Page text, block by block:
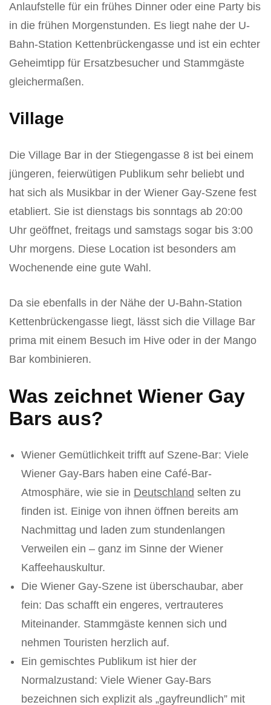
Anlaufstelle für ein frühes Dinner oder eine Party bis
in die frühen Morgenstunden. Es liegt nahe der U-
Bahn-Station Kettenbrückengasse und ist ein echter
Geheimtipp für Ersatzbesucher und Stammgäste
gleichermaßen.
Village
Die Village Bar in der Stiegengasse 8 ist bei einem
jüngeren, feierwütigen Publikum sehr beliebt und
hat sich als Musikbar in der Wiener Gay-Szene fest
etabliert. Sie ist dienstags bis sonntags ab 20:00
Uhr geöffnet, freitags und samstags sogar bis 3:00
Uhr morgens. Diese Location ist besonders am
Wochenende eine gute Wahl.
Da sie ebenfalls in der Nähe der U-Bahn-Station
Kettenbrückengasse liegt, lässt sich die Village Bar
prima mit einem Besuch im Hive oder in der Mango
Bar kombinieren.
Was zeichnet Wiener Gay
Bars aus?
Wiener Gemütlichkeit trifft auf Szene-Bar: Viele
Wiener Gay-Bars haben eine Café-Bar-
Atmosphäre, wie sie in Deutschland selten zu
finden ist. Einige von ihnen öffnen bereits am
Nachmittag und laden zum stundenlangen
Verweilen ein – ganz im Sinne der Wiener
Kaffeehauskultur.
Die Wiener Gay-Szene ist überschaubar, aber
fein: Das schafft ein engeres, vertrauteres
Miteinander. Stammgäste kennen sich und
nehmen Touristen herzlich auf.
Ein gemischtes Publikum ist hier der
Normalzustand: Viele Wiener Gay-Bars
bezeichnen sich explizit als „gayfreundlich” mit